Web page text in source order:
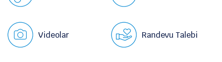
Videolar Randevu Talebi